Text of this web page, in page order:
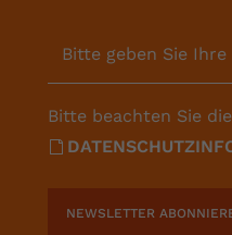
Bitte geben Sie
Bitte beachten Sie die
NEWSLETTER